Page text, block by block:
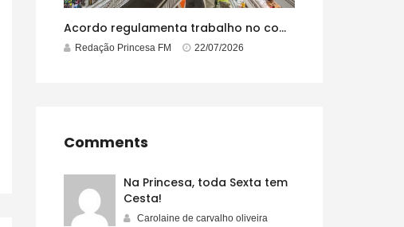
Acordo regulamenta trabalho no comércio em feriados
Redação Princesa FM 22/07/2026
Comments
Na Princesa, toda Sexta tem
Cesta!
Carolaine de carvalho oliveira